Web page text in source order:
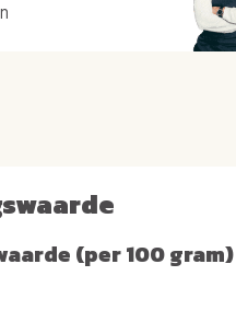
(per 100 gram)